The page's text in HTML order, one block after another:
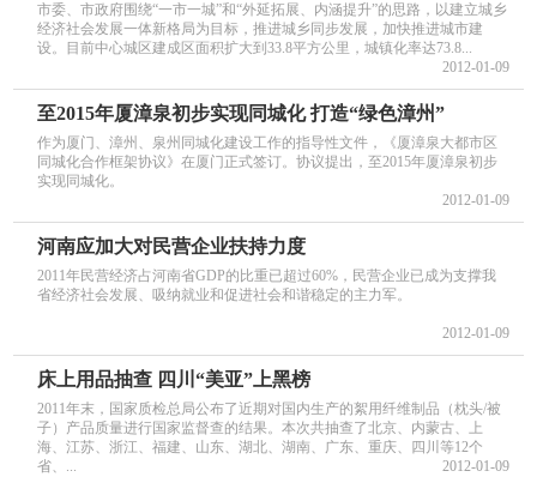
市委、市政府围绕“一市一城”和“外延拓展、内涵提升”的思路，以建立城乡
经济社会发展一体新格局为目标，推进城乡同步发展，加快推进城市建
设。目前中心城区建成区面积扩大到33.8平方公里，城镇化率达73.8...
2012-01-09
至2015年厦漳泉初步实现同城化 打造“绿色漳州”
作为厦门、漳州、泉州同城化建设工作的指导性文件，《厦漳泉大都市区
同城化合作框架协议》在厦门正式签订。协议提出，至2015年厦漳泉初步
实现同城化。
2012-01-09
河南应加大对民营企业扶持力度
2011年民营经济占河南省GDP的比重已超过60%，民营企业已成为支撑我
省经济社会发展、吸纳就业和促进社会和谐稳定的主力军。
2012-01-09
床上用品抽查 四川“美亚”上黑榜
2011年末，国家质检总局公布了近期对国内生产的絮用纤维制品（枕头/被
子）产品质量进行国家监督查的结果。本次共抽查了北京、内蒙古、上
海、江苏、浙江、福建、山东、湖北、湖南、广东、重庆、四川等12个
省、...
2012-01-09